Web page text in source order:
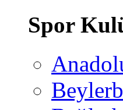
Spor